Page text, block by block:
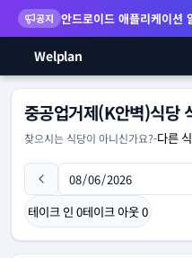
공지 안드로이드 애플리케이션
Welplan
중공업거제(K안벽)식당
찾으시는 식당이 아니신가요?-다른
테이크 인 0테이크 아웃0